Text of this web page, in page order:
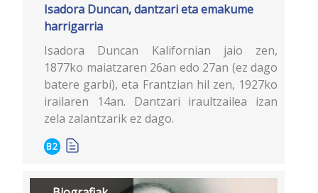
Isadora Duncan, dantzari eta emakume
harrigarria
Isadora Duncan Kalifornian jaio zen,
1877ko maiatzaren 26an edo 27an (ez dago
batere garbi), eta Frantzian hil zen, 1927ko
irailaren 14an. Dantzari iraultzailea izan
zela zalantzarik ez dago.
B2